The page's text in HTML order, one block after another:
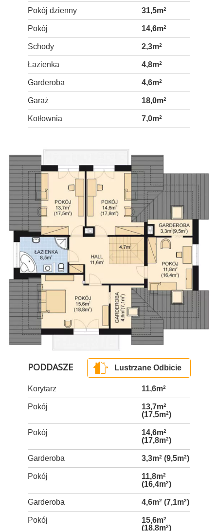
Pokój dzienny 31,5m2
Pokój 14,6m2
Schody 2,3m2
Łazienka 4,8m2
Garderoba 4,6m2
Garaż 18,0m2
Kotłownia 7,0m2
PODDASZE Lustrzane Odbicie
Korytarz 11,6m2
Pokój 13,7m2
(17,5m2)
Pokój 14,6m2
(17,8m2)
Garderoba 3,3m2(9,5m2)
Pokój 11,8m2
(16,4m2)
Garderoba 4,6m2(7,1m2)
Pokój 15,6m2
(18,8m2)